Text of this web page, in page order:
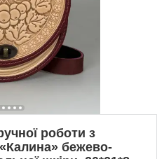
роботи з
бежево-